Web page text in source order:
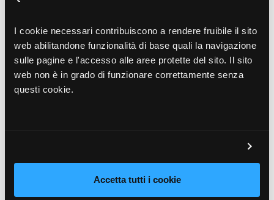
I cookie necessari contribuiscono a rendere fruibile il sito
web abilitandone funzionalità di base quali la navigazione
sulle pagine e l'accesso alle aree protette del sito. Il sito
web non è in grado di funzionare correttamente senza
questi cookie.
Accetta tutti i cookie
gestione dei processi in aziende che lavorano su
commessa.
Alceo Rovai | Sales Director SMB Akeron
commessa aziendale
Irene Frediani | Pre-sales Akeron